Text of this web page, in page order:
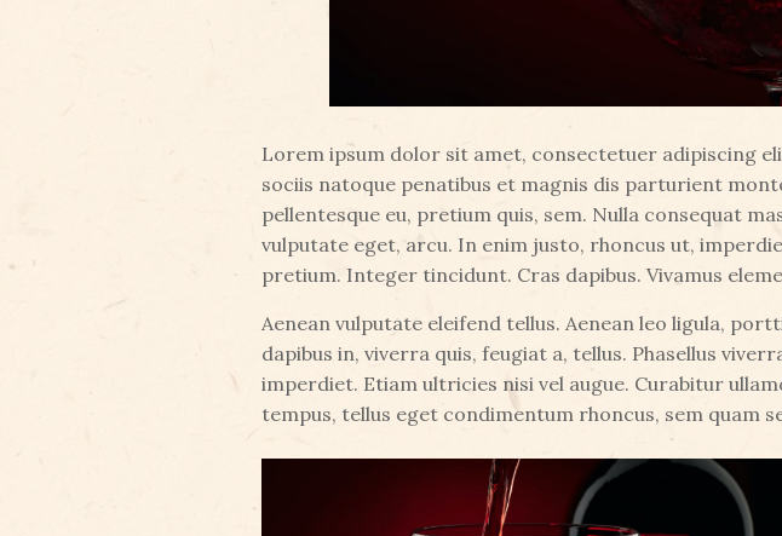
Lorem ipsum dolor sit amet, consectetuer adipiscing
sociis natoque penatibus et magnis dis parturient
pellentesque eu, pretium quis, sem. Nulla consequat
vulputate eget, arcu. In enim justo, rhoncus ut,
pretium. Integer tincidunt. Cras dapibus. Vivamus
Aenean vulputate eleifend tellus. Aenean leo ligula,
dapibus in, viverra quis, feugiat a, tellus. Phasellus
imperdiet. Etiam ultricies nisi vel augue. Curabitur
tempus, tellus eget condimentum rhoncus, sem quam